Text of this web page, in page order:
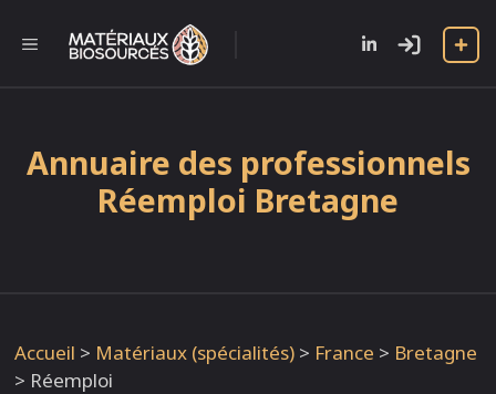
contenu
MENU
Annuaire des professionnels
Réemploi Bretagne
Accueil > Matériaux (spécialités) > France > Bretagne
> Réemploi